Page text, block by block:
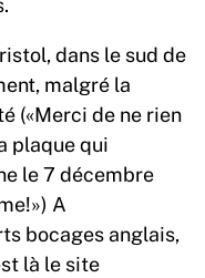
dans le sud de
malgré la
(«Merci de ne rien
plaque qui
le 7 décembre
A
bocages anglais,
là le site